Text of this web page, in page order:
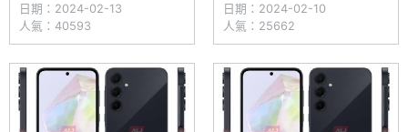
Galaxy A54 5G 以及 A34 5G
這兩款手機吧！隨著兩款手機在
台灣上市將近快要一年的時間，
市場價格也降到不錯的甜蜜點。
究竟三星 A 系列手機 Gal
日期：2024-02-13
人氣：40593
品認證後，稍早更在韓國國家無
線電研究局 NRRA 以及中國工
信部認證網站，分別首度曝光
Galaxy A35 5G、Galaxy A55
5G 完整的機身實拍圖
日期：2024-02-10
人氣：25662